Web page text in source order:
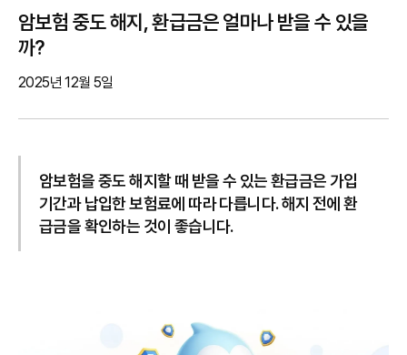
암보험 중도 해지, 환급금은 얼마나 받을 수 있을
까?
2025년 12월 5일
암보험을 중도 해지할 때 받을 수 있는 환급금은 가입
기간과 납입한 보험료에 따라 다릅니다. 해지 전에 환
급금을 확인하는 것이 좋습니다.